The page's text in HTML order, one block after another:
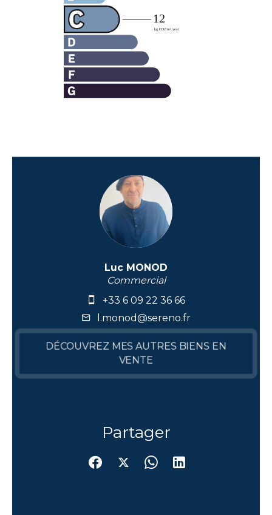
Luc MONOD
Commercial
+33 6 09 22 36 66
l.monod@sereno.fr
DÉCOUVREZ MES AUTRES BIENS EN
VENTE
Partager